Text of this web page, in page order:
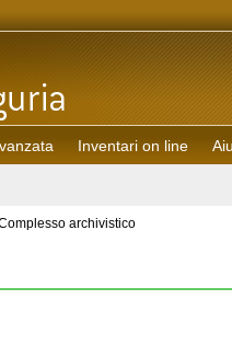
Inventari on line
archivistico